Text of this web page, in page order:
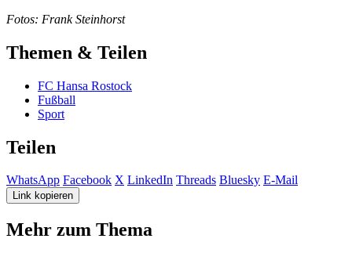
Fotos: Frank Steinhorst
Themen & Teilen
FC Hansa Rostock
Fußball
Sport
Teilen
WhatsApp Facebook X LinkedIn Threads Bluesky E-Mail
Link kopieren
Mehr zum Thema